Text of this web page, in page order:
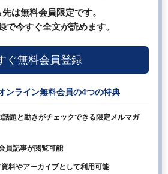
は無料会員限定です。
で今すぐ全文が読めます。
ぐ無料会員登録
ンライン無料会員の4つの特典
題と動きがチェックできる限定メルマガ
員記事が閲覧可能
料やアーカイブとして利用可能